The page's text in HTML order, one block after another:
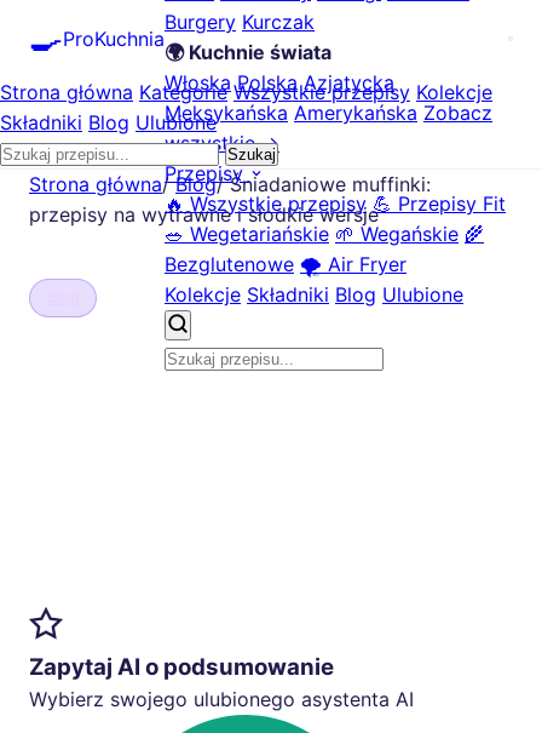
🍳ProKuchnia
Burgery Kurczak
🌍 Kuchnie świata
Włoska Polska Azjatycka
Meksykańska Amerykańska Zobacz
wszystkie →
Przepisy
🔥 Wszystkie przepisy 💪 Przepisy Fit
🥗 Wegetariańskie 🌱 Wegańskie 🌾
Bezglutenowe 🌪️ Air Fryer
Kolekcje Składniki Blog Ulubione
Strona główna Kategorie Wszystkie przepisy Kolekcje
Składniki Blog Ulubione
Szukaj
Strona główna/ Blog/ Śniadaniowe muffinki:
przepisy na wytrawne i słodkie wersje
Śniadaniowe muffinki:
Zapytaj AI o podsumowanie
Wybierz swojego ulubionego asystenta AI